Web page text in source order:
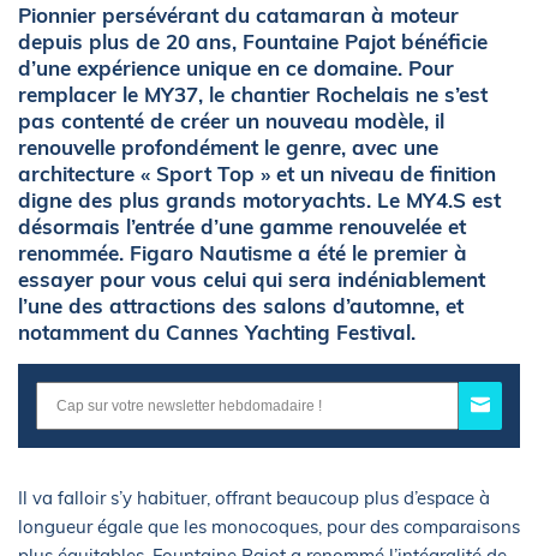
Pionnier persévérant du catamaran à moteur
depuis plus de 20 ans, Fountaine Pajot bénéficie
d’une expérience unique en ce domaine. Pour
remplacer le MY37, le chantier Rochelais ne s’est
pas contenté de créer un nouveau modèle, il
renouvelle profondément le genre, avec une
architecture « Sport Top » et un niveau de finition
digne des plus grands motoryachts. Le MY4.S est
désormais l’entrée d’une gamme renouvelée et
renommée. Figaro Nautisme a été le premier à
essayer pour vous celui qui sera indéniablement
l’une des attractions des salons d’automne, et
notamment du Cannes Yachting Festival.
Il va falloir s’y habituer, offrant beaucoup plus d’espace à
longueur égale que les monocoques, pour des comparaisons